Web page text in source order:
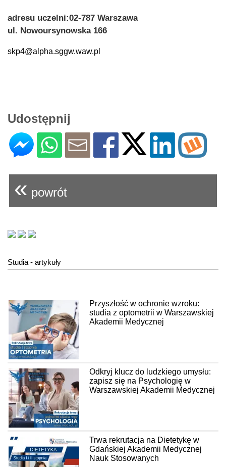
adresu uczelni:02-787 Warszawa
ul. Nowoursynowska 166
skp4@alpha.sggw.waw.pl
Udostępnij
« powrót
Studia - artykuły
Przyszłość w ochronie wzroku:
studia z optometrii w Warszawskiej
Akademii Medycznej
Odkryj klucz do ludzkiego umysłu:
zapisz się na Psychologię w
Warszawskiej Akademii Medycznej
Trwa rekrutacja na Dietetykę w
Gdańskiej Akademii Medycznej
Nauk Stosowanych